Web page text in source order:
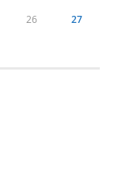
26 27